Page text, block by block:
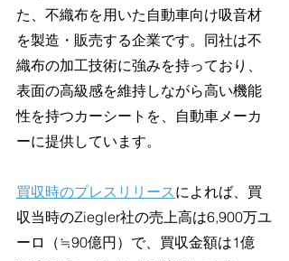
た、不織布を用いた自動車向け吸音材
を製造・販売する企業です。同社は不
織布の加工技術に強みを持っており、
表面の高級感を維持しながら高い機能
性を持つカーシートを、自動車メーカ
ーに提供しています。
買収時のプレスリリースによれば、買
収当時のZiegler社の売上高は6,900万ユ
ーロ（≒90億円）で、買収金額は1億